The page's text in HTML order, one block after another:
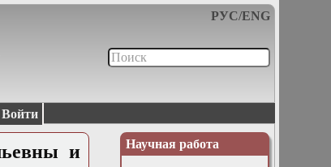
РУС/ENG
Войти
Научная работа
и